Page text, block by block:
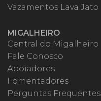
Vazamentos Lava Jato
MIGALHEIRO
Central do Migalheiro
Fale Conosco
Apoiadores
Fomentadores
Perguntas Frequentes